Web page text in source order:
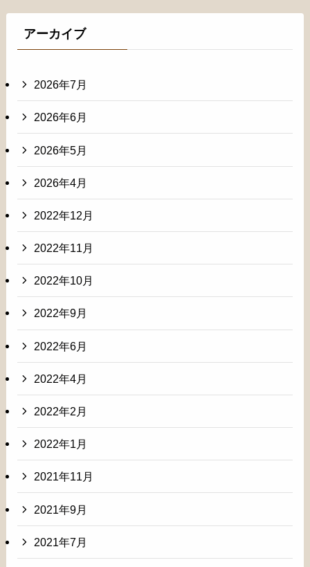
アーカイブ
2026年7月
2026年6月
2026年5月
2026年4月
2022年12月
2022年11月
2022年10月
2022年9月
2022年6月
2022年4月
2022年2月
2022年1月
2021年11月
2021年9月
2021年7月